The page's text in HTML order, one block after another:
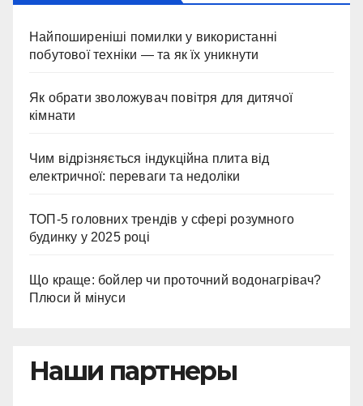
Найпоширеніші помилки у використанні
побутової техніки — та як їх уникнути
Як обрати зволожувач повітря для дитячої
кімнати
Чим відрізняється індукційна плита від
електричної: переваги та недоліки
ТОП-5 головних трендів у сфері розумного
будинку у 2025 році
Що краще: бойлер чи проточний водонагрівач?
Плюси й мінуси
Наши партнеры